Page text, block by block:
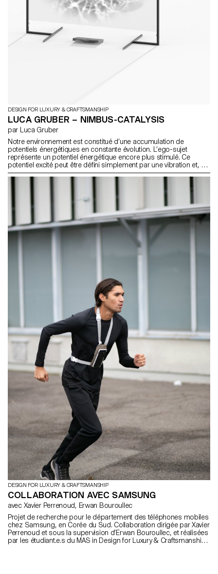
DESIGN FOR LUXURY & CRAFTSMANSHIP
LUCA GRUBER – NIMBUS-CATALYSIS
par Luca Gruber
Notre environnement est constitué d’une accumulation de
potentiels énergétiques en constante évolution. L’ego-sujet
représente un potentiel énergétique encore plus stimulé. Ce
potentiel excité peut être défini simplement par une vibration et, si
plusieurs vibrations se rencontrent, cela conduit inévitablement à
dans laquelle le sujet devient plus ouvert et permettre à ce que le
rayonnement énergétique réagisse à l’environnement.
L’interférence du sujet avec son environnement est visualisée
métaphoriquement et, par son interactivité, fait référence à la
réflexion de l’ego. info@luca-gruber.de http://www.luca-gruber.de
DESIGN FOR LUXURY & CRAFTSMANSHIP
COLLABORATION AVEC SAMSUNG
avec Xavier Perrenoud, Erwan Bouroullec
Projet de recherche pour le département des téléphones mobiles
chez Samsung, en Corée du Sud. Collaboration dirigée par Xavier
Perrenoud et sous la supervision d’Erwan Bouroullec, et réalisées
par les étudiant.e.s du MAS in Design for Luxury & Craftsmanship.